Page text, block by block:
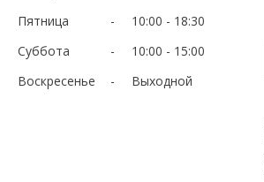
Пятница
10:00
18:30
Суббота
10:00
15:00
Воскресенье
Выходной